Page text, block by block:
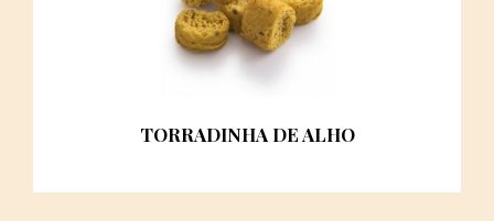
TORRADINHA DE ALHO